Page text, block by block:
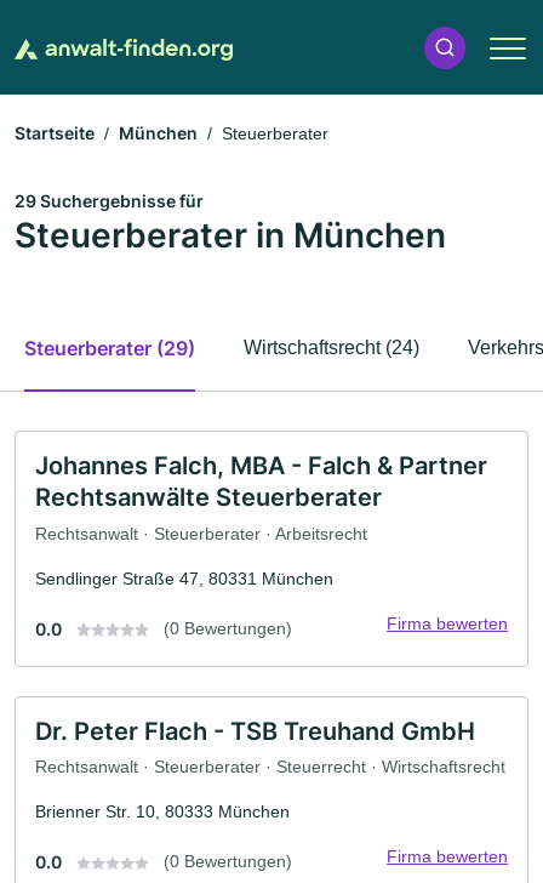
Startseite München Steuerberater
29 Suchergebnisse für
Steuerberater in München
Steuerberater (29) Wirtschaftsrecht (24)
Johannes Falch, MBA - Falch & Partner
Rechtsanwälte Steuerberater
Rechtsanwalt · Steuerberater · Arbeitsrecht
Sendlinger Straße 47, 80331 München
0.0 (0 Bewertungen) Firma bewerten
Dr. Peter Flach - TSB Treuhand GmbH
Rechtsanwalt · Steuerberater · Steuerrecht · Wirtschaftsrecht
Brienner Str. 10, 80333 München
0.0 (0 Bewertungen) Firma bewerten